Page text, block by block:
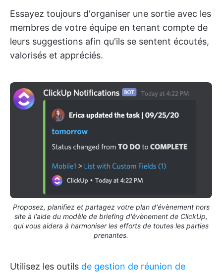
Essayez toujours d'organiser une sortie avec les
membres de votre équipe en tenant compte de
leurs suggestions afin qu'ils se sentent écoutés,
valorisés et appréciés.
Proposez, planifiez et partagez votre plan d'évènement hors
site à l'aide du modèle de briefing d'évènement de ClickUp,
qui vous aidera à harmoniser les efforts de toutes les parties
prenantes.
Utilisez les outils de gestion de réunion de